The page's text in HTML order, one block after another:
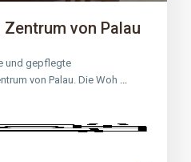
von Palau
und gepflegte
von Palau. Die Woh